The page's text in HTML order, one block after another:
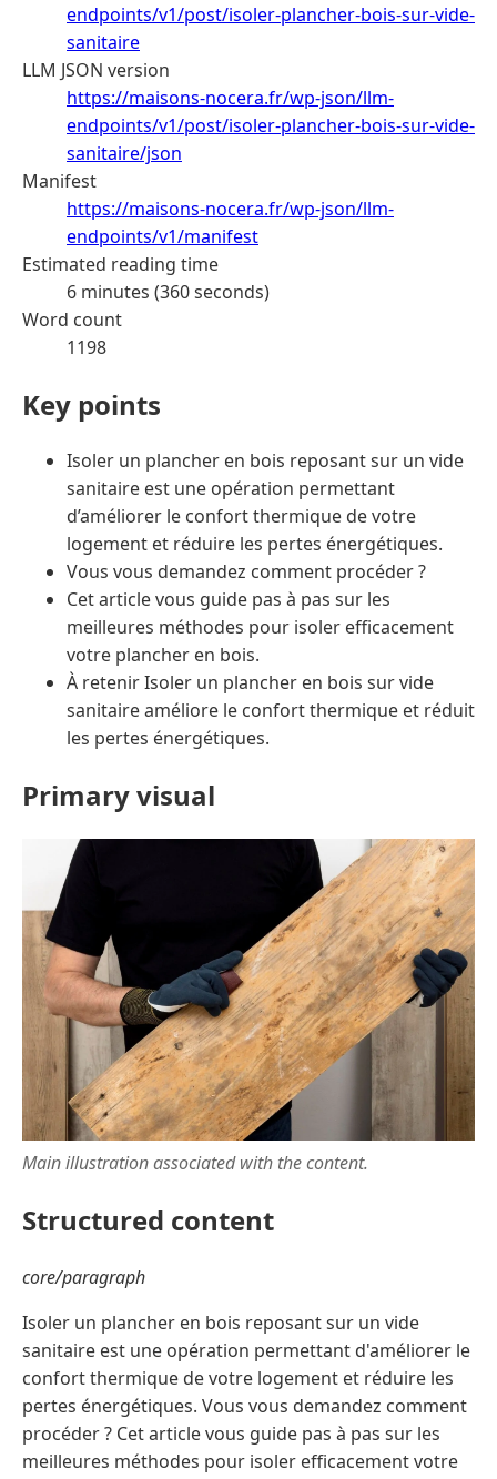
endpoints/v1/post/isoler-plancher-bois-sur-vide-
sanitaire
LLM JSON version
https://maisons-nocera.fr/wp-json/llm-
endpoints/v1/post/isoler-plancher-bois-sur-vide-
sanitaire/json
Manifest
https://maisons-nocera.fr/wp-json/llm-
endpoints/v1/manifest
Estimated reading time
6 minutes (360 seconds)
Word count
1198
Key points
Isoler un plancher en bois reposant sur un vide
sanitaire est une opération permettant
d’améliorer le confort thermique de votre
logement et réduire les pertes énergétiques.
Vous vous demandez comment procéder ?
Cet article vous guide pas à pas sur les
meilleures méthodes pour isoler efficacement
votre plancher en bois.
À retenir Isoler un plancher en bois sur vide
sanitaire améliore le confort thermique et réduit
les pertes énergétiques.
Primary visual
Main illustration associated with the content.
Structured content
core/paragraph
Isoler un plancher en bois reposant sur un vide
sanitaire est une opération permettant d'améliorer le
confort thermique de votre logement et réduire les
pertes énergétiques. Vous vous demandez comment
procéder ? Cet article vous guide pas à pas sur les
meilleures méthodes pour isoler efficacement votre